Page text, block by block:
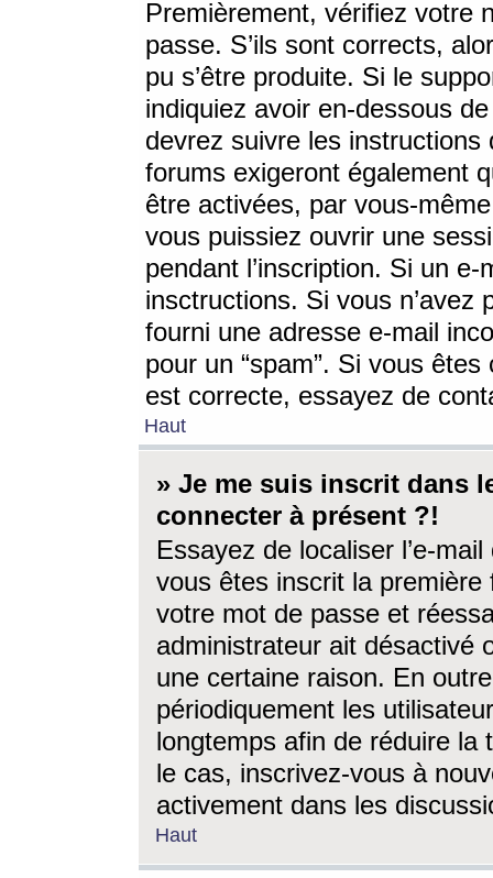
Premièrement, vérifiez votre
passe. S’ils sont corrects,
pu s’être produite. Si le
indiquiez avoir en-dessous
devrez suivre les
forums exigeront également
être activées, par vous-
vous puissiez ouvrir une
pendant l’inscription. Si un
insctructions. Si vous n’avez
fourni une adresse e-mail
pour un “spam”. Si vous
est correcte, essayez de
Haut
» Je me suis inscrit dans
connecter à présent ?!
Essayez de localiser l’e-
vous êtes inscrit la première
votre mot de passe et
administrateur ait désactivé
une certaine raison. En
périodiquement les
longtemps afin de réduire la
le cas, inscrivez-vous à
activement dans les
Haut